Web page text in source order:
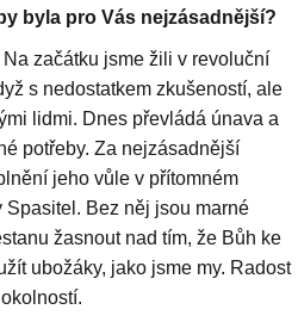
byla pro Vás nejzásadnější?
začátku jsme žili v revoluční
s nedostatkem zkušeností, ale
lidmi. Dnes převládá únava a
potřeby. Za nejzásadnější
jeho vůle v přítomném
Bez něj jsou marné
žasnout nad tím, že Bůh ke
ubožáky, jako jsme my. Radost